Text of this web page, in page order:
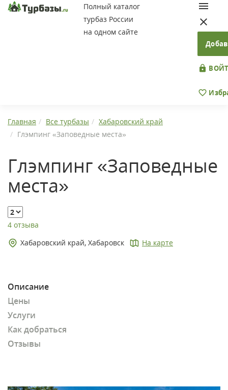
Полный каталог
турбаз России
на одном сайте
Главная Все турбазы
Хабаровский край
Глэмпинг «Заповедные места»
Глэмпинг «Заповедные
места»
4 отзыва
Хабаровский край, Хабаровск
На карте
Описание
Цены
Услуги
Как добраться
Отзывы